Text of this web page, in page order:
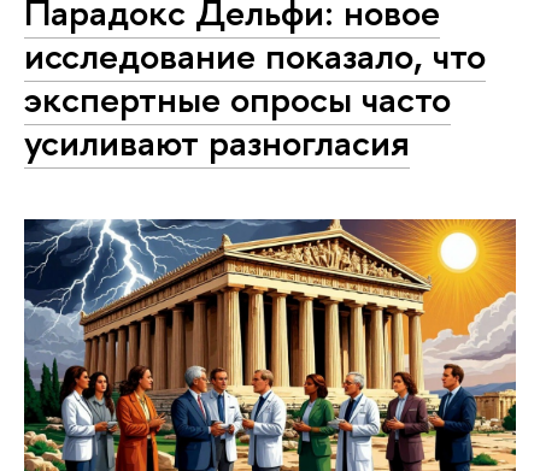
Парадокс Дельфи: новое
исследование показало, что
экспертные опросы часто
усиливают разногласия